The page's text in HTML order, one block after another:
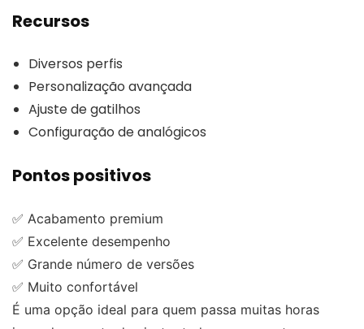
Recursos
Diversos perfis
Personalização avançada
Ajuste de gatilhos
Configuração de analógicos
Pontos positivos
✅ Acabamento premium
✅ Excelente desempenho
✅ Grande número de versões
✅ Muito confortável
É uma opção ideal para quem passa muitas horas